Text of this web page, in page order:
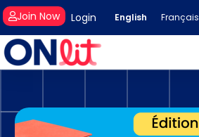
Login
Join Now English Français